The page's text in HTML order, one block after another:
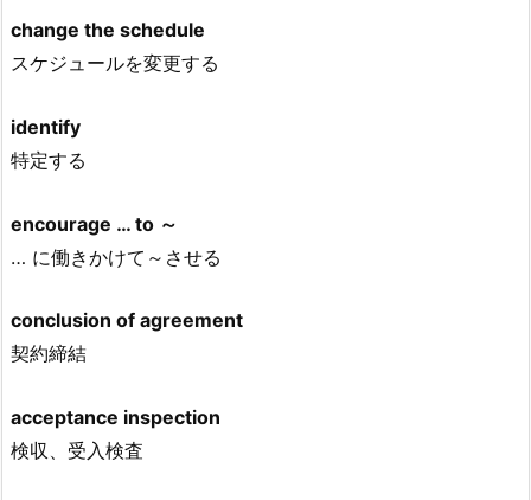
change the schedule
スケジュールを変更する
identify
特定する
encourage … to ～
… に働きかけて～させる
conclusion of agreement
契約締結
acceptance inspection
検収、受入検査